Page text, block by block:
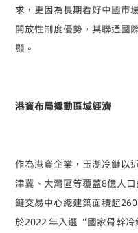
求，更因為長期看好中國市
開放性制度優勢，其聯通國
顯。
港資布局撬動區域經濟
作為港資企業，玉湖冷鏈以
津冀、大灣區等覆蓋8億人
鏈交易中心總建築面積超
於2022 年入選 “國家骨幹